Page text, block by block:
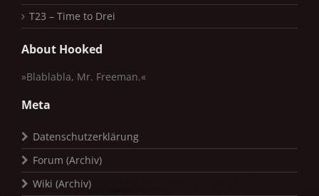
T23 – Time to Drei
About Hooked
»Blablabla, Mr. Freeman.«
Meta
Datenschutzerklärung
Forum (Archiv)
Wiki (Archiv)